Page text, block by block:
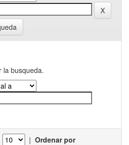
la busqueda.
| Ordenar por